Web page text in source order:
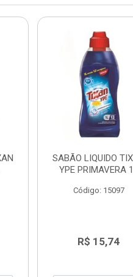
SABÃO LIQUIDO
YPE PRIMAVERA
Código: 15097
R$ 15,74